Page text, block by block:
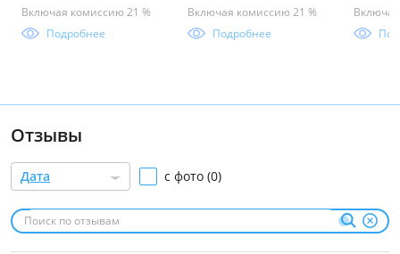
Включая комиссию 21 %
Подробнее
Включая комиссию 21 %
Подробнее
Отзывы
Дата с фото (0)